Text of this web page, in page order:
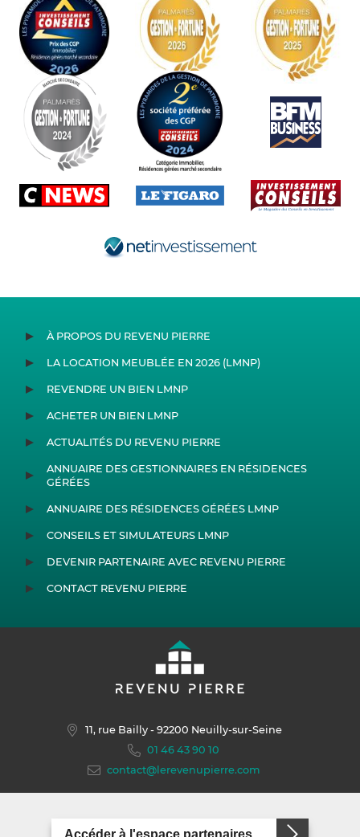
À PROPOS DU REVENU PIERRE
LA LOCATION MEUBLÉE EN 2026 (LMNP)
REVENDRE UN BIEN LMNP
ACHETER UN BIEN LMNP
ACTUALITÉS DU REVENU PIERRE
ANNUAIRE DES GESTIONNAIRES EN RÉSIDENCES
GÉRÉES
ANNUAIRE DES RÉSIDENCES GÉRÉES LMNP
CONSEILS ET SIMULATEURS LMNP
DEVENIR PARTENAIRE AVEC REVENU PIERRE
CONTACT REVENU PIERRE
11, rue Bailly- 92200 Neuilly-sur-Seine
01 46 43 90 10
contact@lerevenupierre.com